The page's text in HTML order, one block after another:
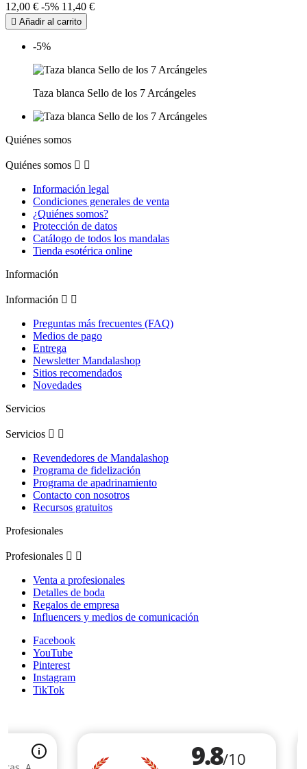
12,00 € -5% 11,40 €
 Añadir al carrito
-5%
Taza blanca Sello de los 7 Arcángeles
Quiénes somos
Quiénes somos  
Información legal
Condiciones generales de venta
¿Quiénes somos?
Protección de datos
Catálogo de todos los mandalas
Tienda esotérica online
Información
Información  
Preguntas más frecuentes (FAQ)
Medios de pago
Entrega
Newsletter Mandalashop
Sitios recomendados
Novedades
Servicios
Servicios  
Revendedores de Mandalashop
Programa de fidelización
Programa de apadrinamiento
Contacto con nosotros
Recursos gratuitos
Profesionales
Profesionales  
Venta a profesionales
Detalles de boda
Regalos de empresa
Influencers y medios de comunicación
Facebook
YouTube
Pinterest
Instagram
TikTok